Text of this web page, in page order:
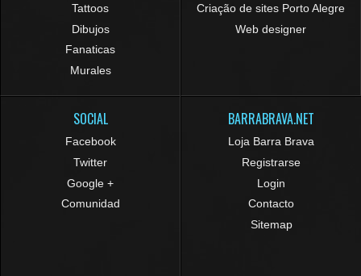
Tattoos
Dibujos
Fanaticas
Murales
Criação de sites Porto Alegre
Web designer
SOCIAL
Facebook
Twitter
Google +
Comunidad
BARRABRAVA.NET
Loja Barra Brava
Registrarse
Login
Contacto
Sitemap